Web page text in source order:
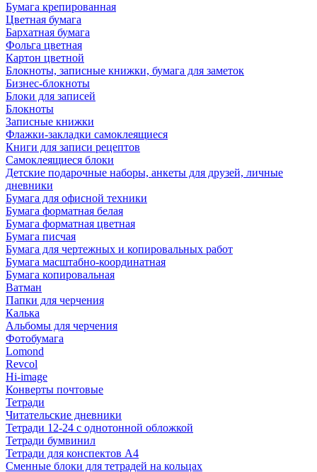
Бумага крепированная
Цветная бумага
Бархатная бумага
Фольга цветная
Картон цветной
Блокноты, записные книжки, бумага для заметок
Бизнес-блокноты
Блоки для записей
Блокноты
Записные книжки
Флажки-закладки самоклеящиеся
Книги для записи рецептов
Самоклеящиеся блоки
Детские подарочные наборы, анкеты для друзей, личные
дневники
Бумага для офисной техники
Бумага форматная белая
Бумага форматная цветная
Бумага писчая
Бумага для чертежных и копировальных работ
Бумага масштабно-координатная
Бумага копировальная
Ватман
Папки для черчения
Калька
Альбомы для черчения
Фотобумага
Lomond
Revcol
Hi-image
Конверты почтовые
Тетради
Читательские дневники
Тетради 12-24 с однотонной обложкой
Тетради бумвинил
Тетради для конспектов А4
Сменные блоки для тетрадей на кольцах